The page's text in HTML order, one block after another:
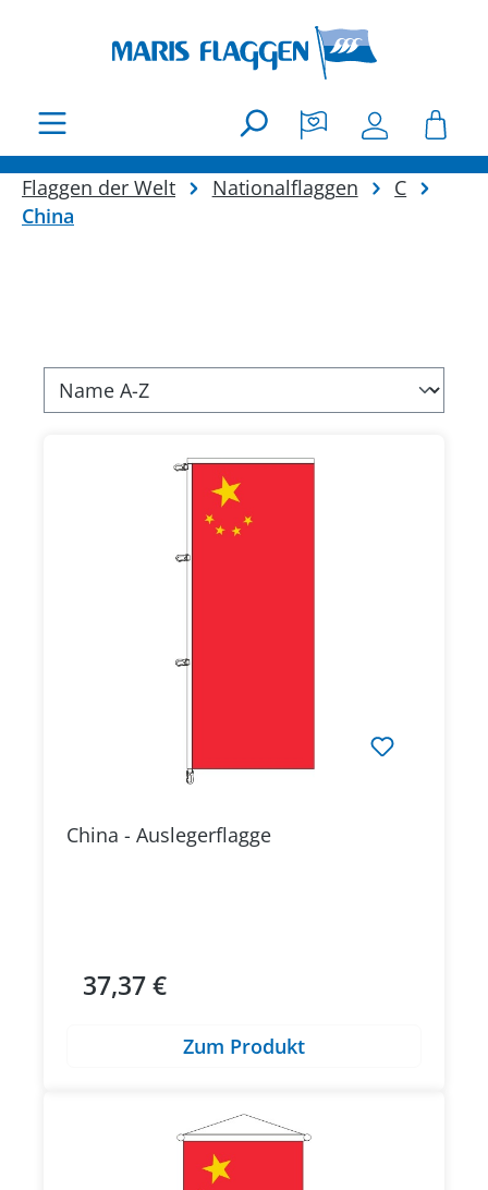
Flaggen der Welt Nationalflaggen
C
China
China - Auslegerflagge
Regulärer Preis:
37,37 €
Zum Produkt